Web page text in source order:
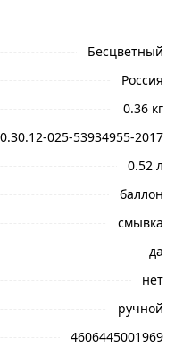
Наши
заказ и
Бесцветный
Россия
0.36 кг
025-53934955-2017
0.52 л
баллон
смывка
да
нет
ручной
4606445001969